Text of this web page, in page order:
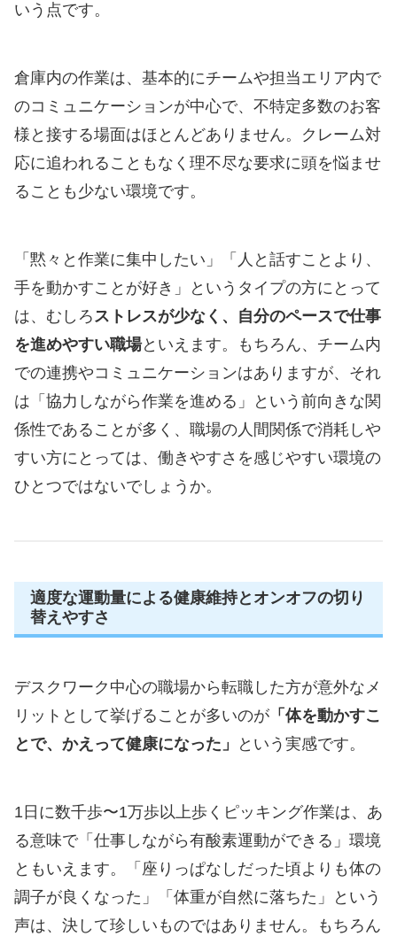
いう点です。
倉庫内の作業は、基本的にチームや担当エリア内で
のコミュニケーションが中心で、不特定多数のお客
様と接する場面はほとんどありません。クレーム対
応に追われることもなく理不尽な要求に頭を悩ませ
ることも少ない環境です。
「黙々と作業に集中したい」「人と話すことより、
手を動かすことが好き」というタイプの方にとって
は、むしろストレスが少なく、自分のペースで仕事
を進めやすい職場といえます。もちろん、チーム内
での連携やコミュニケーションはありますが、それ
は「協力しながら作業を進める」という前向きな関
係性であることが多く、職場の人間関係で消耗しや
すい方にとっては、働きやすさを感じやすい環境の
ひとつではないでしょうか。
適度な運動量による健康維持とオンオフの切り
替えやすさ
デスクワーク中心の職場から転職した方が意外なメ
リットとして挙げることが多いのが 「体を動かすこ
とで、かえって健康になった」
という実感です。
1日に数千歩〜1万歩以上歩くピッキング作業は、あ
る意味で「仕事しながら有酸素運動ができる」環境
ともいえます。「座りっぱなしだった頃よりも体の
調子が良くなった」「体重が自然に落ちた」という
声は、決して珍しいものではありません。もちろん